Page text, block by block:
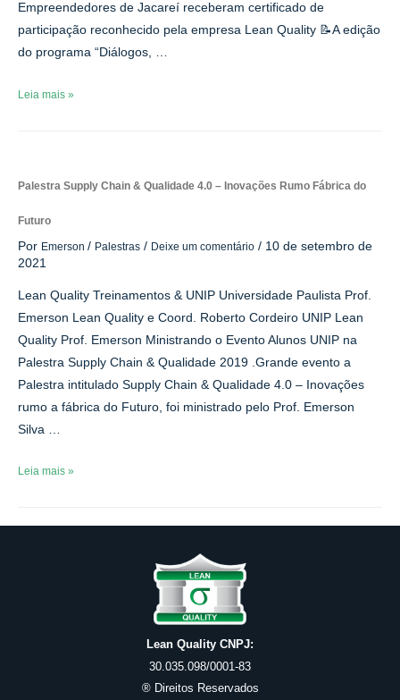
Empreendedores de Jacareí receberam certificado de
participação reconhecido pela empresa Lean Quality 📝A edição
do programa “Diálogos, …
Palestra
Soluções
reúne
executivos
e
programa
“Diálogos,
Ideias
e
Negócios”
Leia mais »
Palestra Supply Chain & Qualidade 4.0 – Inovações Rumo Fábrica do
Futuro
Por Emerson / Palestras / Deixe um comentário / 10 de setembro de
2021
Lean Quality Treinamentos & UNIP Universidade Paulista Prof.
Emerson Lean Quality e Coord. Roberto Cordeiro UNIP Lean
Quality Prof. Emerson Ministrando o Evento Alunos UNIP na
Palestra Supply Chain & Qualidade 2019 .Grande evento a
Palestra intitulado Supply Chain & Qualidade 4.0 – Inovações
rumo a fábrica do Futuro, foi ministrado pelo Prof. Emerson
Silva …
Palestra
&
Leia mais »
Lean Quality CNPJ:
30.035.098/0001-83
® Direitos Reservados